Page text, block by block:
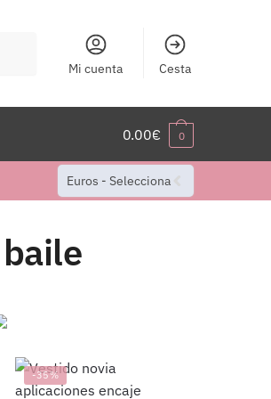
Mi cuenta Cesta
0.00€ 0
Euros - Selecciona
-35%